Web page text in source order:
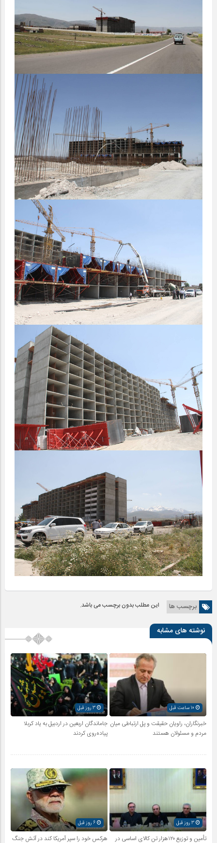
برچسب ها این مطلب بدون برچسب می باشد.
نوشته های مشابه
خبرنگاران، راویان حقیقت و پل ارتباطی میان
مردم و مسئولان هستند
جاماندگان اربعین در اردبیل به یاد کربلا
پیاده‌روی کردند
3 روز قبل
تأمین و توزیع ۱۲۰هزار تن کالای اساسی در هرکس خود را سپر آمریکا کند در آتش جنگ